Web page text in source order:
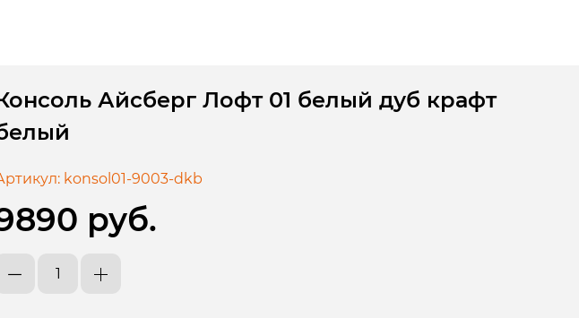
Айсберг Лофт 01 белый дуб крафт
konsol01-9003-dkb
руб.